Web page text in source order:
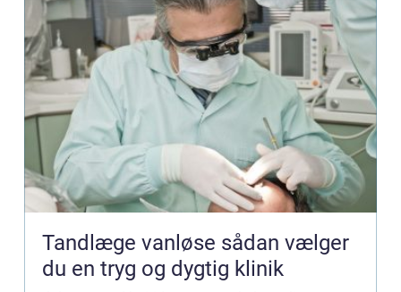
Tandlæge vanløse sådan vælger
du en tryg og dygtig klinik